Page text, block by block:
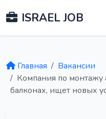
ISRAEL JOB
Главная
Вакансии
Компания по
балконах, ищет новых